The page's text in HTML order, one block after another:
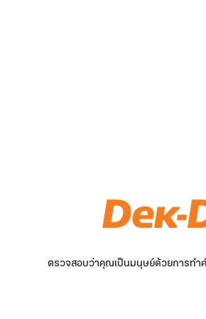
ตรวจสอบว่าคุณเป็นมนุษย์ด้วยการทำค